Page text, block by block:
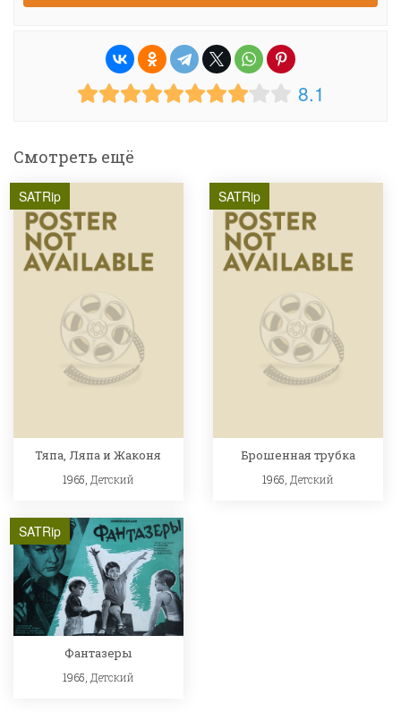
8.1
Смотреть ещё
SATRip
Тяпа, Ляпа и Жаконя
1965, Детский
SATRip
Брошенная трубка
1965, Детский
SATRip
Фантазеры
1965, Детский